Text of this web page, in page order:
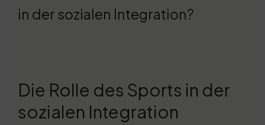
in der sozialen Integration?
Die Rolle des Sports in der
sozialen Integration